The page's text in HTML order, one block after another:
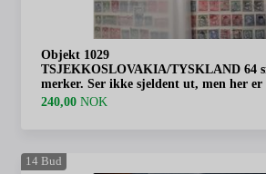
Objekt 1029
TSJEKKOSLOVAKIA/TYSKLAND 64
merker. Ser ikke sjeldent ut, men her
240,00 NOK
14 Bud